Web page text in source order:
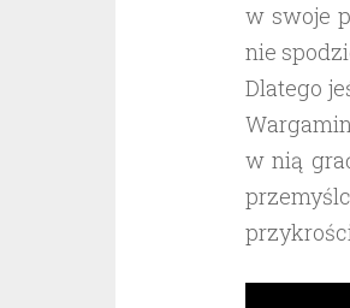
w swoje
nie
Dlatego
w nią